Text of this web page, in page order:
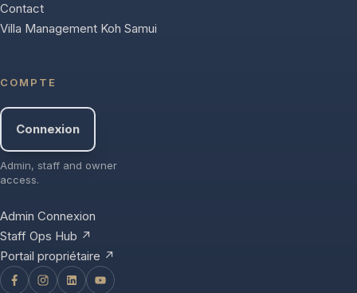
Contact
Villa Management Koh Samui
COMPTE
Connexion
Admin, staff and owner
access.
Admin Connexion
Staff Ops Hub ↗
Portail propriétaire ↗